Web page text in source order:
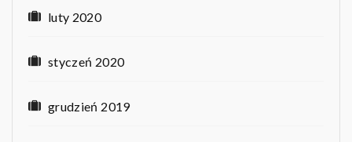
luty 2020
styczeń 2020
grudzień 2019